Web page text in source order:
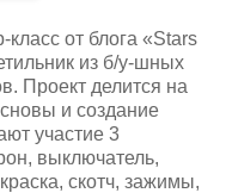
от блога «Stars
из б/у-шных
Проект делится на
и создание
участие 3
выключатель,
скотч, зажимы,